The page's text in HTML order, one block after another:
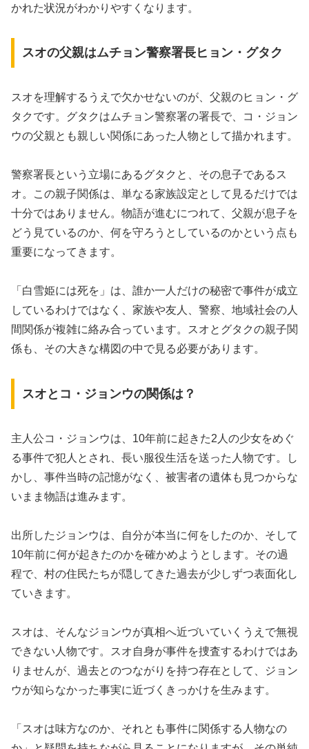
かれた状況がわかりやすくなります。
スオの父親はムチョン警察署長ヒョン・グタク
スオを理解するうえで欠かせないのが、父親のヒョン・グ
タクです。グタクはムチョン警察署の署長で、コ・ジョン
ウの父親とも親しい関係にあった人物として描かれます。
警察署長という立場にあるグタクと、その息子であるス
オ。この親子関係は、単なる家族設定として見るだけでは
十分ではありません。物語が進むにつれて、父親が息子を
どう見ているのか、何を守ろうとしているのかという点も
重要になってきます。
「白雪姫には死を」は、誰か一人だけの秘密で事件が成立
しているわけではなく、家族や友人、警察、地域社会の人
間関係が複雑に絡み合っています。スオとグタクの親子関
係も、その大きな構図の中で見る必要があります。
スオとコ・ジョンウの関係は？
主人公コ・ジョンウは、10年前に起きた2人の少女をめぐ
る事件で犯人とされ、長い服役生活を送った人物です。し
かし、事件当時の記憶がなく、被害者の遺体も見つからな
いまま物語は進みます。
出所したジョンウは、自分が本当に何をしたのか、そして
10年前に何が起きたのかを確かめようとします。その過
程で、村の住民たちが隠してきた過去が少しずつ表面化し
ていきます。
スオは、そんなジョンウが真相へ近づいていくうえで無視
できない人物です。スオ自身が事件を捜査するわけではあ
りませんが、過去とのつながりを持つ存在として、ジョン
ウが知らなかった事実に近づくきっかけを生みます。
「スオは味方なのか、それとも事件に関係する人物なの